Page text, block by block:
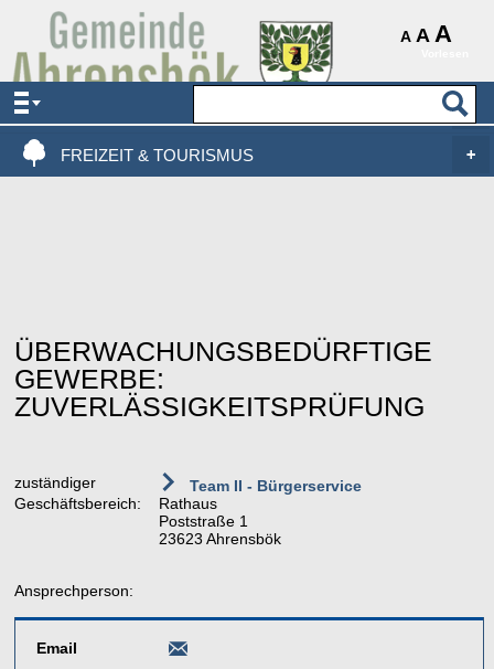
A A A
AKTUELLES & SERVICE
VERWALTUNG & POLITIK
FREIZEIT & TOURISMUS
ÜBERWACHUNGSBEDÜRFTIGE
GEWERBE:
ZUVERLÄSSIGKEITSPRÜFUNG
zuständiger
Geschäftsbereich:
Team II - Bürgerservice
Rathaus
Poststraße 1
23623 Ahrensbök
Ansprechperson:
Email